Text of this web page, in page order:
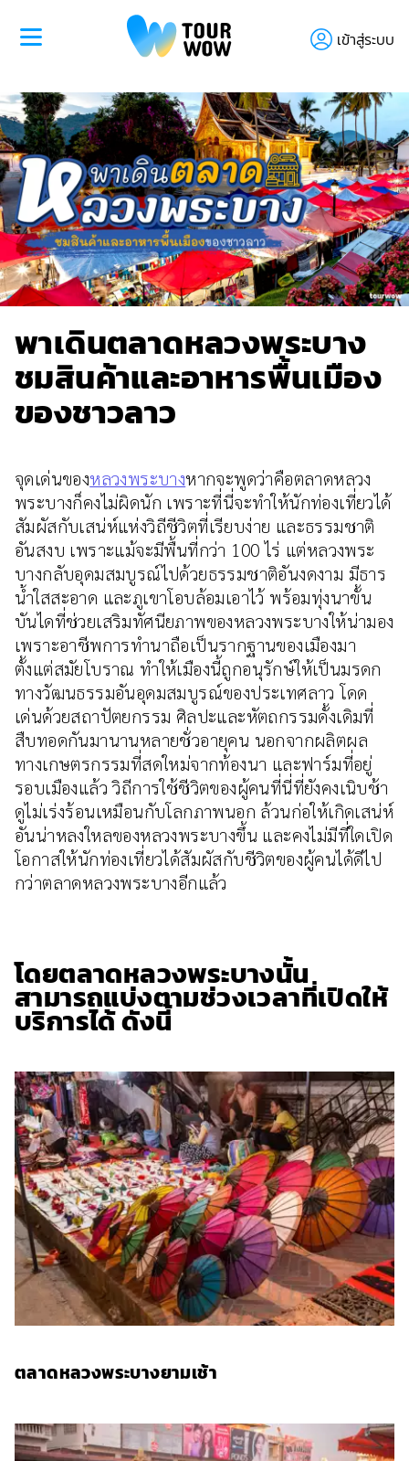
เข้าสู่ระบบ
พาเดินตลาดหลวงพระบาง
ชมสินค้าและอาหารพื้นเมือง
ของชาวลาว
จุดเด่นของหลวงพระบางหากจะพูดว่าคือตลาดหลวง
พระบางก็คงไม่ผิดนัก เพราะที่นี่จะทำให้นักท่องเที่ยวได้
สัมผัสกับเสน่ห์แห่งวิถีชีวิตที่เรียบง่าย และธรรมชาติ
อันสงบ เพราะแม้จะมีพื้นที่กว่า 100 ไร่ แต่หลวงพระ
บางกลับอุดมสมบูรณ์ไปด้วยธรรมชาติอันงดงาม มีธาร
น้ำใสสะอาด และภูเขาโอบล้อมเอาไว้ พร้อมทุ่งนาขั้น
บันไดที่ช่วยเสริมทัศนียภาพของหลวงพระบางให้น่ามอง
เพราะอาชีพการทำนาถือเป็นรากฐานของเมืองมา
ตั้งแต่สมัยโบราณ ทำให้เมืองนี้ถูกอนุรักษ์ให้เป็นมรดก
ทางวัฒนธรรมอันอุดมสมบูรณ์ของประเทศลาว โดด
เด่นด้วยสถาปัตยกรรม ศิลปะและหัตถกรรมดั้งเดิมที่
สืบทอดกันมานานหลายชั่วอายุคน นอกจากผลิตผล
ทางเกษตรกรรมที่สดใหม่จากท้องนา และฟาร์มที่อยู่
รอบเมืองแล้ว วิถีการใช้ชีวิตของผู้คนที่นี่ที่ยังคงเนิบช้า
ดูไม่เร่งร้อนเหมือนกับโลกภาพนอก ล้วนก่อให้เกิดเสน่ห์
อันน่าหลงใหลของหลวงพระบางขึ้น และคงไม่มีที่ใดเปิด
โอกาสให้นักท่องเที่ยวได้สัมผัสกับชีวิตของผู้คนได้ดีไป
กว่าตลาดหลวงพระบางอีกแล้ว
โดยตลาดหลวงพระบางนั้น
สามารถแบ่งตามช่วงเวลาที่เปิดให้
บริการได้ ดังนี้
ตลาดหลวงพระบางยามเช้า